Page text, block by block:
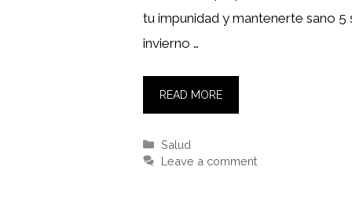
tu impunidad y mantenerte sano 5
invierno …
READ MORE
Categories
Salud
Leave a comment